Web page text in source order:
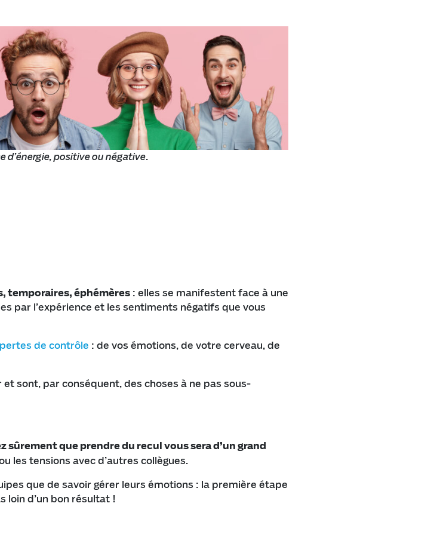
d’énergie, positive ou négative.
temporaires, éphémères: elles se manifestent face à une
par l’expérience et les sentiments négatifs que vous
pertes de contrôle : de vos émotions, de votre cerveau, de
sont, par conséquent, des choses à ne pas sous-
sûrement que prendre du recul vous sera d’un grand
les tensions avec d’autres collègues.
que de savoir gérer leurs émotions : la première étape
loin d’un bon résultat !